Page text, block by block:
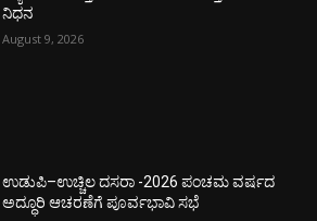
ನಿಧನ
August 9, 2026
ಉಡುಪಿ–ಉಚ್ಚಿಲ ದಸರಾ -2026 ಪಂಚಮ ವರ್ಷದ
ಅದ್ಧೂರಿ ಆಚರಣೆಗೆ ಪೂರ್ವಭಾವಿ ಸಭೆ